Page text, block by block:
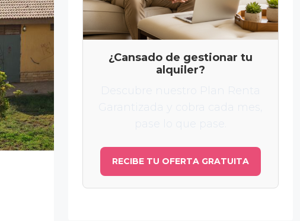
¿Cansado de gestionar tu
alquiler?
RECIBE TU OFERTA GRATUITA